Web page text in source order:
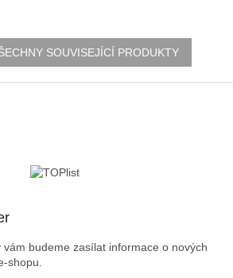
SOUVISEJÍCÍ PRODUKTY
budeme zasílat informace o nových
shopu.